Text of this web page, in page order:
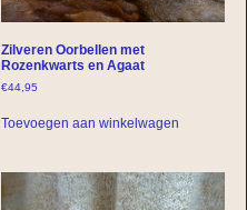
Zilveren Oorbellen met
Rozenkwarts en Agaat
€44,95
Toevoegen aan winkelwagen